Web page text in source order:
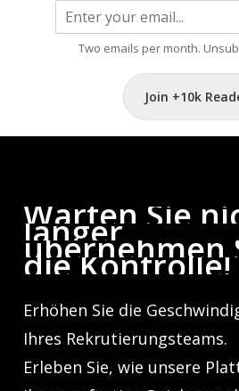
Two emails per month.
Join +10k
Warten Sie
länger,
übernehmen
dieKontrolle!
Erhöhen Sie die
Ihres Rekrutierungsteams.
Erleben Sie, wie unsere